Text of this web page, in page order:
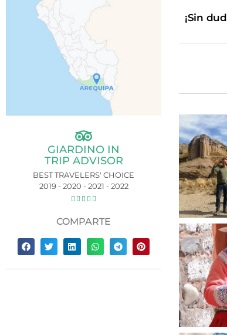
GIARDINO IN
TRIP ADVISOR
BEST TRAVELERS' CHOICE
2019 - 2020 - 2021 - 2022
    
COMPARTE
¡Sin